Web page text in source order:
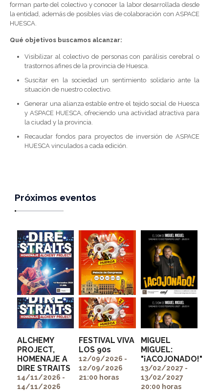
forman parte del colectivo y conocer la labor desarrollada desde
la entidad, además de posibles vías de colaboración con ASPACE
HUESCA.
Qué objetivos buscamos alcanzar:
Visibilizar al colectivo de personas con parálisis cerebral o
trastornos afines de la provincia de Huesca.
Suscitar en la sociedad un sentimiento solidario ante la
situación de nuestro colectivo.
Generar una alianza estable entre el tejido social de Huesca
y ASPACE HUESCA, ofreciendo una actividad atractiva para
la ciudad y la provincia.
Recaudar fondos para proyectos de inversión de ASPACE
HUESCA vinculados a cada edición.
Próximos eventos
" alt=""
itemprop="image">
ALCHEMY
PROJECT,
HOMENAJE A
DIRE STRAITS
14/11/2026 -
14/11/2026
" alt=""
itemprop="image">
FESTIVAL VIVA
LOS 90s
12/09/2026 -
12/09/2026
21:00 horas
" alt=""
itemprop="image">
MIGUEL
MIGUEL:
"¡ACOJONADO!"
13/02/2027 -
13/02/2027
20:00 horas